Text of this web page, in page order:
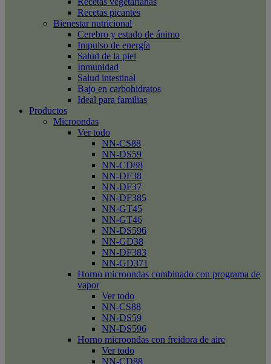
Recetas picantes
Bienestar nutricional
Cerebro y estado de ánimo
Impulso de energía
Salud de la piel
Inmunidad
Salud intestinal
Bajo en carbohidratos
Ideal para familias
Productos
Microondas
Ver todo
NN-CS88
NN-DS59
NN-CD88
NN-DF38
NN-DF37
NN-DF385
NN-GT45
NN-GT46
NN-DS596
NN-GD38
NN-DF383
NN-GD371
Horno microondas combinado con programa de
vapor
Ver todo
NN-CS88
NN-DS59
NN-DS596
Horno microondas con freidora de aire
Ver todo
NN-CD88